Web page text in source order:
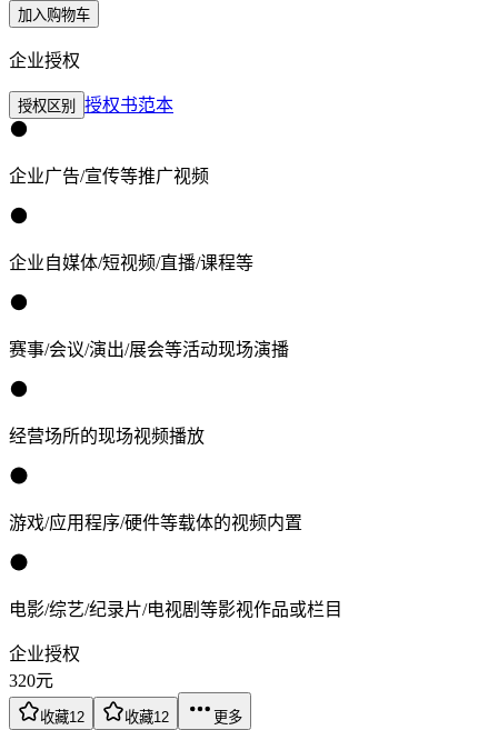
加入购物车
企业授权
授权区别 授权书范本
企业广告/宣传等推广视频
企业自媒体/短视频/直播/课程等
赛事/会议/演出/展会等活动现场演播
经营场所的现场视频播放
游戏/应用程序/硬件等载体的视频内置
电影/综艺/纪录片/电视剧等影视作品或栏目
企业授权
320元
收藏12 收藏12 更多